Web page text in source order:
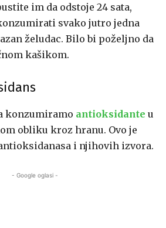
im da odstoje 24 sata,
svako jutro jedna
želudac. Bilo bi poželjno da
kašikom.
konzumiramo antioksidante u
obliku kroz hranu. Ovo je
i njihovih izvora.
- Google oglasi -